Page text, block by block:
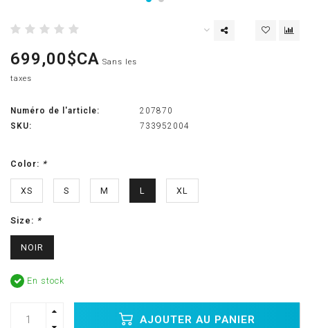
699,00$CA Sans les
taxes
Numéro de l'article:
207870
SKU:
733952004
Color: *
XS S M L XL
Size: *
NOIR
En stock
AJOUTER AU PANIER